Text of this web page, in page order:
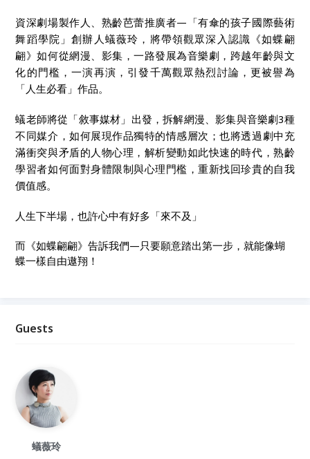
資深劇場製作人、熟齡芭蕾推廣者—「有傘的孩子國際藝術
舞蹈學院」創辦人蟻薇玲，將帶領觀眾深入認識《如蝶翩
翩》如何從網漫、影集，一路發展為音樂劇，跨越年齡與文
化的門檻，一演再演，引發千萬觀眾熱烈討論，更被譽為
「人生必看」作品。
蟻老師將從「敘事媒材」出發，拆解網漫、影集與音樂劇3種
不同媒介，如何展現作品獨特的情感層次；也將透過劇中充
滿衝突與矛盾的人物心理，解析變動如此快速的時代，熟齡
學習者如何面對身體限制與心理門檻，重新找回珍貴的自我
價值感。
人生下半場，也許心中有好多「來不及」
而《如蝶翩翩》告訴我們—只要願意踏出第一步，就能像蝴
蝶一樣自由遨翔！
Guests
蟻薇玲